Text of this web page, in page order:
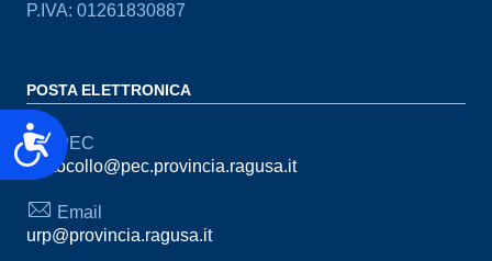
Accessibilità
P.IVA: 01261830887
POSTA ELETTRONICA
PEC
protocollo@pec.provincia.ragusa.it
Email
urp@provincia.ragusa.it